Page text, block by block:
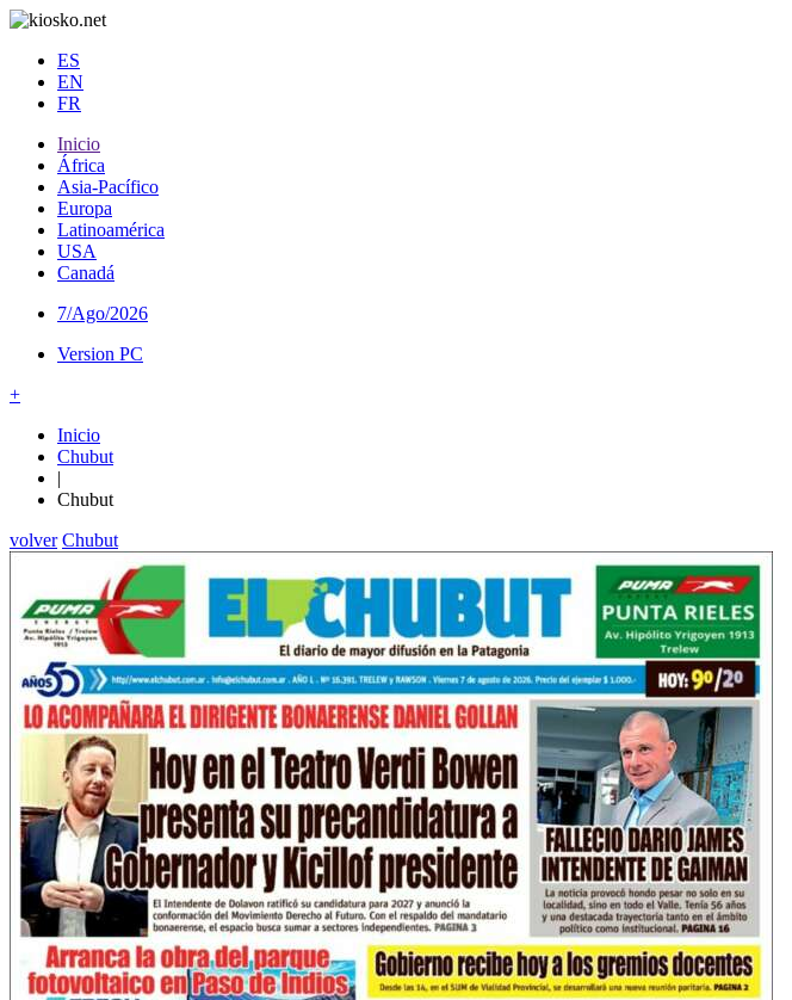
ES
EN
FR
Inicio
África
Asia-Pacífico
Europa
Latinoamérica
USA
Canadá
7/Ago/2026
Version PC
+
Inicio
Chubut
|
Chubut
volver Chubut